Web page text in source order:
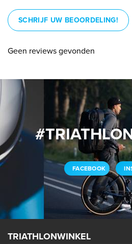
SCHRIJF UW BEOORDELING!
Geen reviews gevonden
FACEBOOK
TRIATHLONWINKEL